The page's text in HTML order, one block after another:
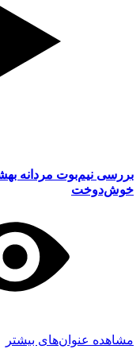
بررسی نیم‌بوت مردانه
خوش‌دوخت
مشاهده عنوان‌های بیشتر